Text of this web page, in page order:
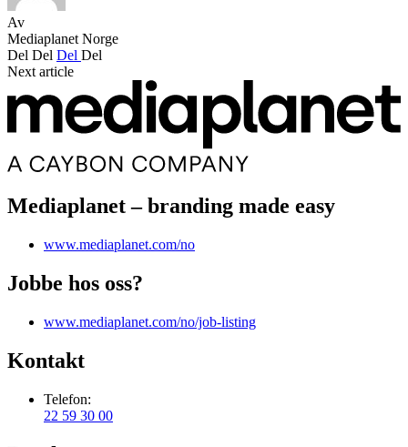
Av
Mediaplanet Norge
Del Del Del Del
Next article
Mediaplanet – branding made easy
www.mediaplanet.com/no
Jobbe hos oss?
www.mediaplanet.com/no/job-listing
Kontakt
Telefon:
22 59 30 00